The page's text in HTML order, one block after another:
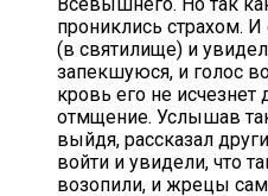
Всевышнего. Но так
прониклись страхом.
(в святилище) и
запекшуюся, и голос
кровь его не исчезнет
отмщение. Услышав
выйдя, рассказал
войти и увидели, что
возопили, и жрецы